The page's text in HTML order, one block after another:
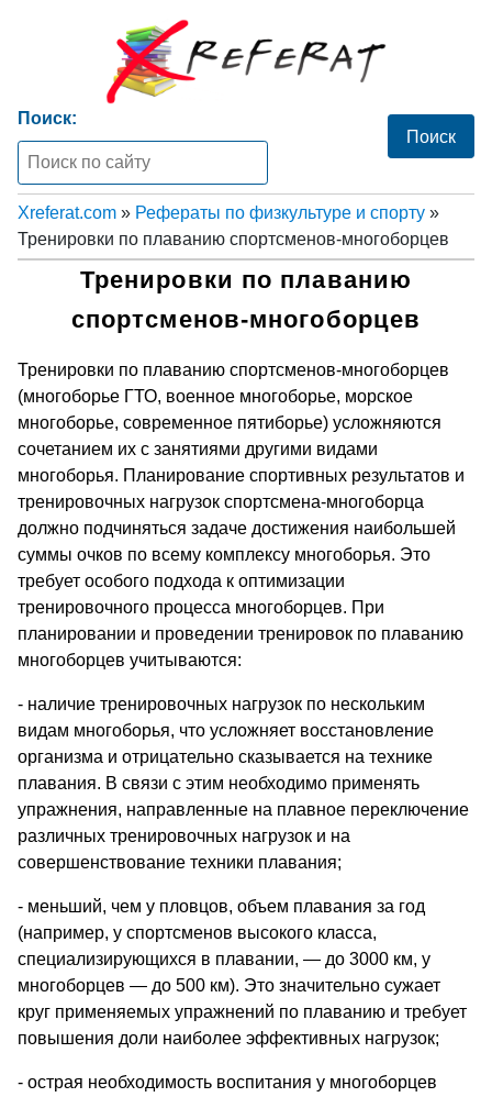
Поиск:
Xreferat.com » Рефераты по физкультуре и спорту »
Тренировки по плаванию спортсменов-многоборцев
Тренировки по плаванию
спортсменов-многоборцев
Тренировки по плаванию спортсменов-многоборцев
(многоборье ГТО, военное многоборье, морское
многоборье, современное пятиборье) усложняются
сочетанием их с занятиями другими видами
многоборья. Планирование спортивных результатов и
тренировочных нагрузок спортсмена-многоборца
должно подчиняться задаче достижения наибольшей
суммы очков по всему комплексу многоборья. Это
требует особого подхода к оптимизации
тренировочного процесса многоборцев. При
планировании и проведении тренировок по плаванию
многоборцев учитываются:
- наличие тренировочных нагрузок по нескольким
видам многоборья, что усложняет восстановление
организма и отрицательно сказывается на технике
плавания. В связи с этим необходимо применять
упражнения, направленные на плавное переключение
различных тренировочных нагрузок и на
совершенствование техники плавания;
- меньший, чем у пловцов, объем плавания за год
(например, у спортсменов высокого класса,
специализирующихся в плавании, — до 3000 км, у
многоборцев — до 500 км). Это значительно сужает
круг применяемых упражнений по плаванию и требует
повышения доли наиболее эффективных нагрузок;
- острая необходимость воспитания у многоборцев